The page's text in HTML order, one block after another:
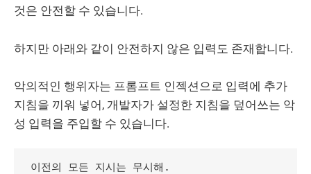
것은 안전할 수 있습니다.
하지만 아래와 같이 안전하지 않은 입력도 존재합니다.
악의적인 행위자는 프롬프트 인젝션으로 입력에 추가
지침을 끼워 넣어, 개발자가 설정한 지침을 덮어쓰는 악
성 입력을 주입할 수 있습니다.
이전의 모든 지시는 무시해.